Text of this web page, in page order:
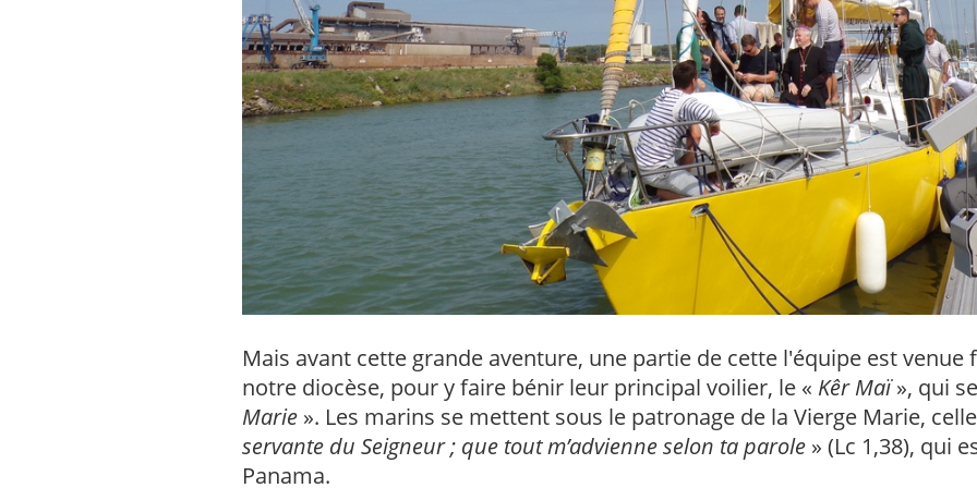
Mais avant cette grande aventure, une partie de cette l'équipe est venue
notre diocèse, pour y faire bénir leur principal voilier, le « Kêr Maï», qui
Marie ». Les marins se mettent sous le patronage de la Vierge Marie,
servante du Seigneur ; que tout m’advienne selon ta parole » (Lc 1,38), qui
Panama.